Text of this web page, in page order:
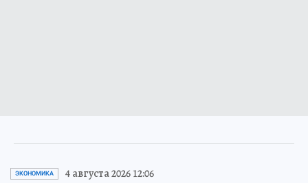
ЭКОНОМИКА 4 августа 2026 12:06